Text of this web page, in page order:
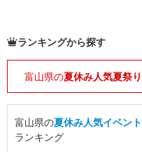
ランキングから探す
富山県の夏休み人気夏祭り
富山県の夏休み人気イベント
ランキング